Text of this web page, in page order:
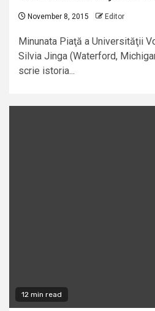
November 8, 2015 Editor
Minunata Piaţă a Universităţii
Silvia Jinga (Waterford,
scrie istoria...
12 min read